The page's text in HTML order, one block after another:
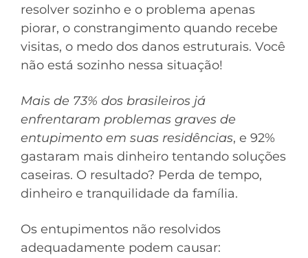
resolver sozinho e o problema apenas
piorar, o constrangimento quando recebe
visitas, o medo dos danos estruturais. Você
não está sozinho nessa situação!
Mais de 73% dos brasileiros já
enfrentaram problemas graves de
entupimento em suas residências, e 92%
gastaram mais dinheiro tentando soluções
caseiras. O resultado? Perda de tempo,
dinheiro e tranquilidade da família.
Os entupimentos não resolvidos
adequadamente podem causar: